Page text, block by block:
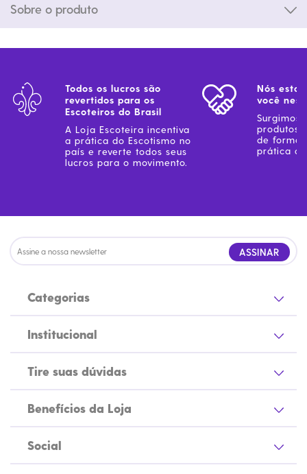
Sobre o produto
Todos os lucros são
revertidos para os
Escoteiros do Brasil
A Loja Escoteira incentiva
a prática do Escotismo no
país e reverte todos seus
lucros para o movimento.
Nós
você
Surgimos
produtos
de forma
prática
ASSINAR
Categorias
Institucional
Tire suas dúvidas
Benefícios da Loja
Social